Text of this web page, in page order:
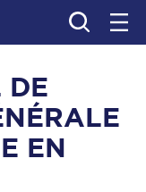
DE
EN